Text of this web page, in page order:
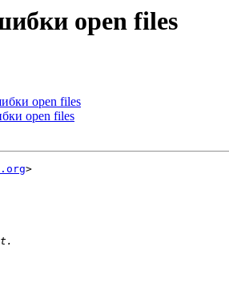
open files
open files
open files
>